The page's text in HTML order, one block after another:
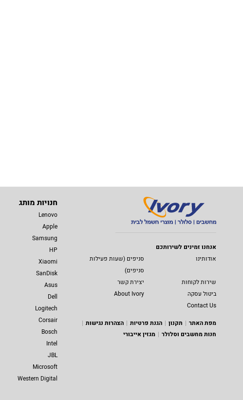
אנחנו זמינים לשירותכם
אודותינו
סניפים (שעות פעילות
סניפים)
שירות לקוחות
יצירת קשר
ביטול עסקה
About Ivory
Contact Us
מפת האתר
תקנון הגנת פרטיות
הצהרות נגישות
חנות מחשבים וסלולר
מגזין אייבורי
חנויות מותג
Lenovo
Apple
Samsung
HP
Xiaomi
SanDisk
Asus
Dell
Logitech
Corsair
Bosch
Intel
JBL
Microsoft
Western Digital